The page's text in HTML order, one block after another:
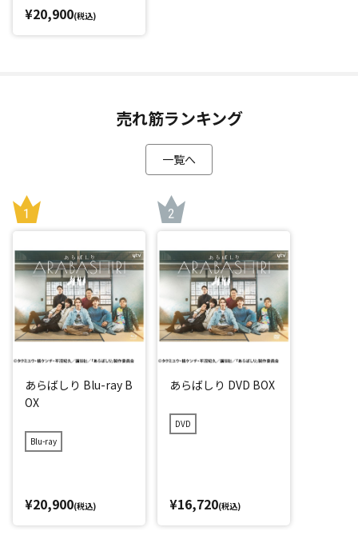
¥20,900(税込)
売れ筋ランキング
一覧へ
あらばしり Blu-ray B
OX
Blu-ray
¥20,900(税込)
あらばしり DVD BOX
DVD
¥16,720(税込)